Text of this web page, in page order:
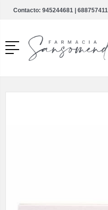
Contacto: 945244681 | 688757411
Menú